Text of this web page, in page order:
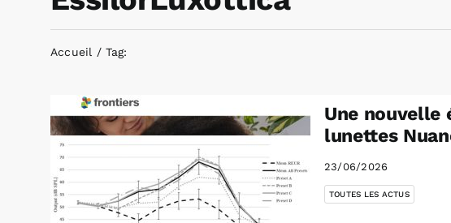
Accueil Tag:
Une nouvelle
lunettes
23/06/2026
TOUTES LES ACTUS